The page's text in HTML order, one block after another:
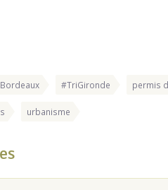
Bordeaux #TriGironde permis
urbanisme